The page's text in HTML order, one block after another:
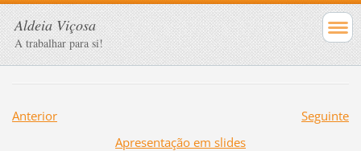
Aldeia Viçosa
A trabalhar para si!
Anterior
Seguinte
Apresentação em slides